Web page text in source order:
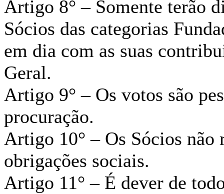
Artigo 8° – Somente terão
Sócios das categorias
em dia com as suas
Geral.
Artigo 9° – Os votos são
procuração.
Artigo 10° – Os Sócios não
obrigações sociais.
Artigo 11° – É dever de